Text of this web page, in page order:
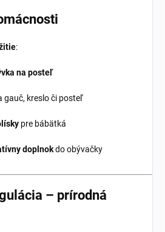
:
na posteľ
gauč, kreslo či posteľ
pre bábätká
doplnokdo obývačky
– prírodná